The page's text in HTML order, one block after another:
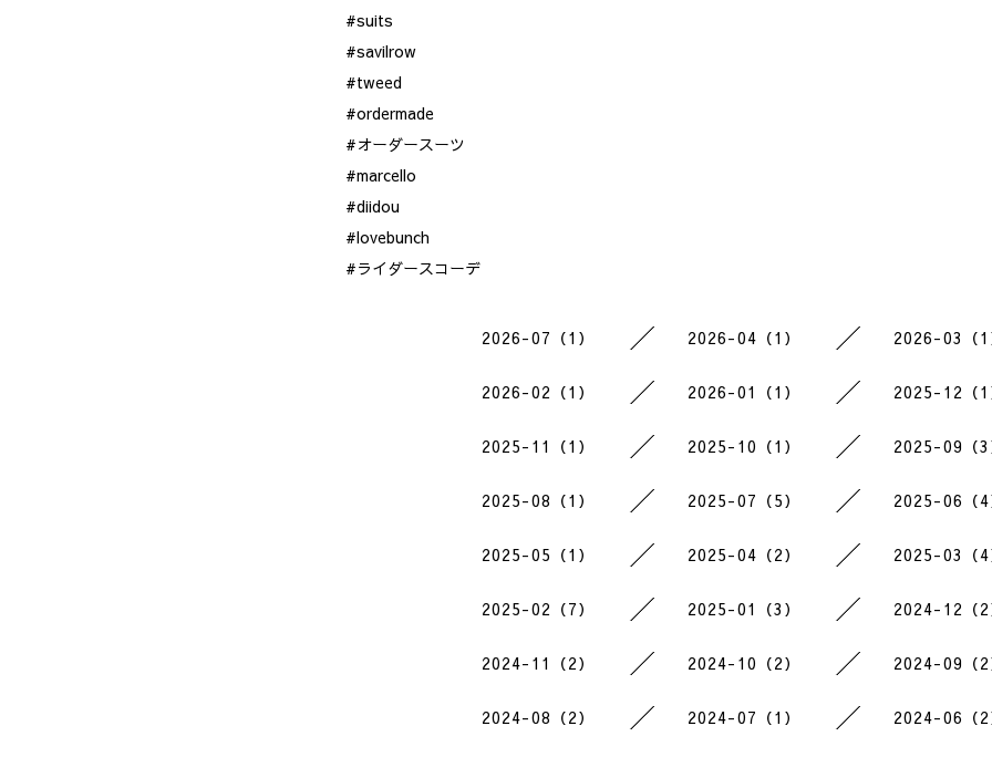
#suits
#savilrow
#tweed
#ordermade
#オーダースーツ
#marcello
#diidou
#lovebunch
#ライダースコーデ
2026-07（1） 2026-04（1） 2026-03（1
2026-02（1） 2026-01（1） 2025-12（1
2025-11（1） 2025-10（1） 2025-09（3
2025-08（1） 2025-07（5） 2025-06（4
2025-05（1） 2025-04（2） 2025-03（4
2025-02（7） 2025-01（3） 2024-12（2
2024-11（2） 2024-10（2） 2024-09（2
2024-08（2） 2024-07（1） 2024-06（2